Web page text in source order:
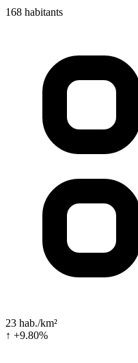
168 habitants
23 hab./km²
↑ +9.80%